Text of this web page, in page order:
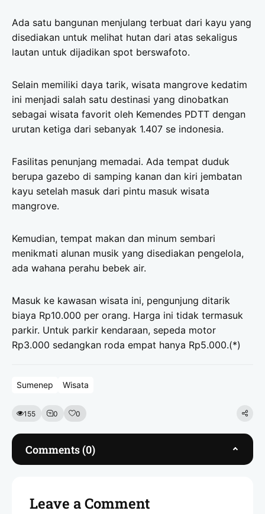
Ada satu bangunan menjulang terbuat dari kayu yang
disediakan untuk melihat hutan dari atas sekaligus
lautan untuk dijadikan spot berswafoto.
Selain memiliki daya tarik, wisata mangrove kedatim
ini menjadi salah satu destinasi yang dinobatkan
sebagai wisata favorit oleh Kemendes PDTT dengan
urutan ketiga dari sebanyak 1.407 se indonesia.
Fasilitas penunjang memadai. Ada tempat duduk
berupa gazebo di samping kanan dan kiri jembatan
kayu setelah masuk dari pintu masuk wisata
mangrove.
Kemudian, tempat makan dan minum sembari
menikmati alunan musik yang disediakan pengelola,
ada wahana perahu bebek air.
Masuk ke kawasan wisata ini, pengunjung ditarik
biaya Rp10.000 per orang. Harga ini tidak termasuk
parkir. Untuk parkir kendaraan, sepeda motor
Rp3.000 sedangkan roda empat hanya Rp5.000.(*)
Sumenep Wisata
155 0 0
Comments (0)
Leave a Comment